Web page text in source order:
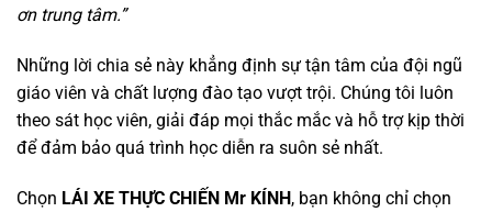
ơn trung tâm.”
Những lời chia sẻ này khẳng định sự tận tâm của đội ngũ
giáo viên và chất lượng đào tạo vượt trội. Chúng tôi luôn
theo sát học viên, giải đáp mọi thắc mắc và hỗ trợ kịp thời
để đảm bảo quá trình học diễn ra suôn sẻ nhất.
Chọn LÁI XE THỰC CHIẾN Mr KÍNH, bạn không chỉ chọn